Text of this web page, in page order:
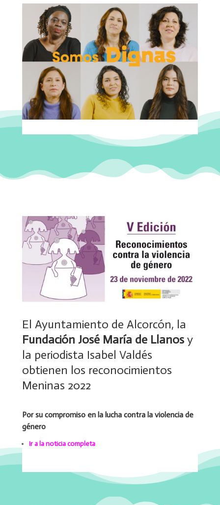
El Ayuntamiento de Alcorcón, la
Fundación José María de Llanosy
la periodista Isabel Valdés
obtienen los reconocimientos
Meninas 2022
Por su compromiso en la lucha contra la violencia de
género
Ir a la noticia completa